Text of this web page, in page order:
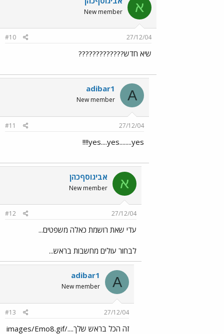
א New member
27/12/04
#10
שיא חדש?????????????
A
adibar1
New member
27/12/04
#11
yes....yes........yes!!!!
א אביגוסףכהן
New member
27/12/04
#12
עדי שאת רושמת כאלה משפטים...
לבחור עולים מחשבות בראש...
A
adibar1
New member
27/12/04
#13
זה הכל בראש שלך..../images/Emo8.gif